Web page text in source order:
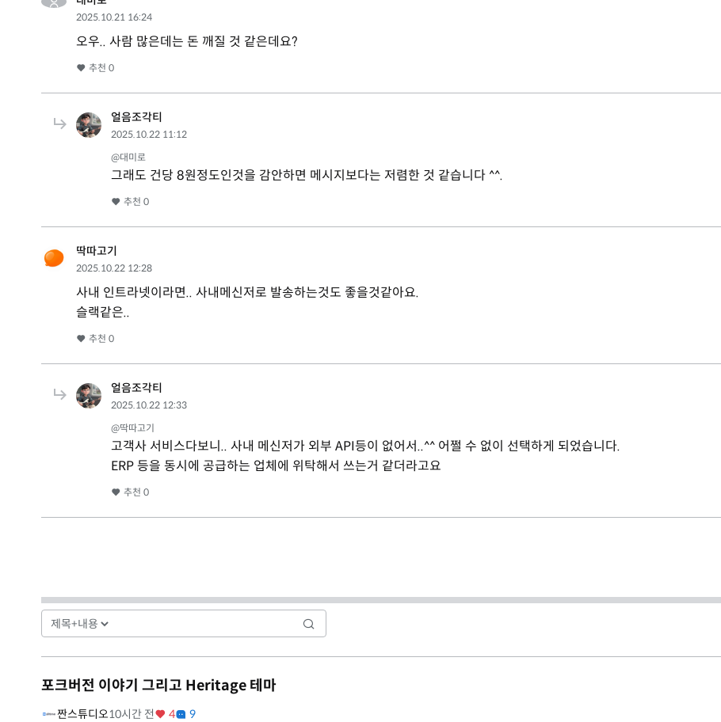
2025.10.21 16:24
오우.. 사람 많은데는 돈 깨질 것 같은데요?
추천 0
얼음조각티
2025.10.22 11:12
@대미로
그래도 건당 8원정도인것을 감안하면 메시지보다는 저렴한 것 같습니다 ^^.
추천 0
딱따고기
2025.10.22 12:28
사내 인트라넷이라면.. 사내메신저로 발송하는것도 좋을것같아요.
슬랙같은..
추천 0
얼음조각티
2025.10.22 12:33
@딱따고기
고객사 서비스다보니.. 사내 메신저가 외부 API등이 없어서..^^ 어쩔 수 없이 선택하게 되었습니다.
ERP 등을 동시에 공급하는 업체에 위탁해서 쓰는거 같더라고요
추천 0
포크버전 이야기 그리고 Heritage 테마
짠스튜디오10시간 전 4 9